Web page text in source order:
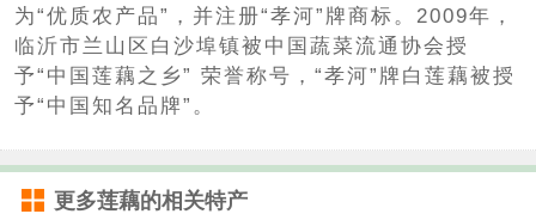
为“优质农产品”，并注册“孝河”牌商标。2009年，
临沂市兰山区白沙埠镇被中国蔬菜流通协会授
予“中国莲藕之乡” 荣誉称号，“孝河”牌白莲藕被授
予“中国知名品牌”。
更多莲藕的相关特产